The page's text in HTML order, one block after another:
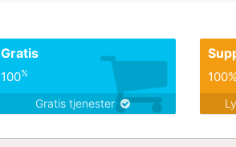
Gratis
100%
Gratis tjenester